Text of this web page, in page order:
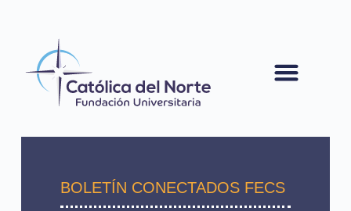
BOLETÍN CONECTADOS FECS